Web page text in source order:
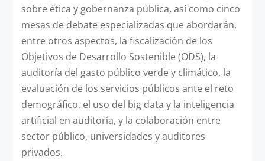
sobre ética y gobernanza pública, así como cinco
mesas de debate especializadas que abordarán,
entre otros aspectos, la fiscalización de los
Objetivos de Desarrollo Sostenible (ODS), la
auditoría del gasto público verde y climático, la
evaluación de los servicios públicos ante el reto
demográfico, el uso del big data y la inteligencia
artificial en auditoría, y la colaboración entre
sector público, universidades y auditores
privados.